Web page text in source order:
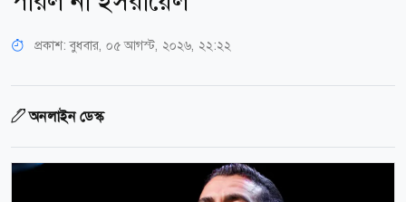
প্রকাশ:বুধবার, ০৫ আগস্ট, ২০২৬, ২২:২২
অনলাইন ডেস্ক